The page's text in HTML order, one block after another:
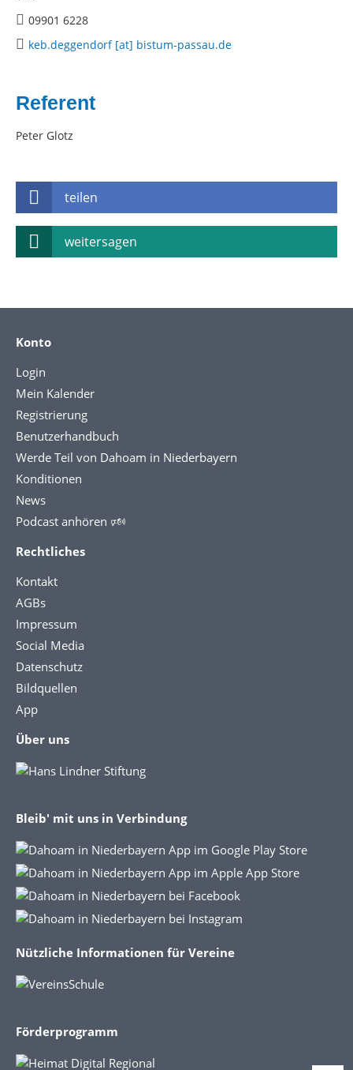
09901 6228
keb.deggendorf [at] bistum-passau.de
Referent
Peter Glotz
teilen
weitersagen
Konto
Login
Mein Kalender
Registrierung
Benutzerhandbuch
Werde Teil von Dahoam in Niederbayern
Konditionen
News
Podcast anhören 🕬
Rechtliches
Kontakt
AGBs
Impressum
Social Media
Datenschutz
Bildquellen
App
Über uns
Bleib' mit uns in Verbindung
Nützliche Informationen für Vereine
Förderprogramm